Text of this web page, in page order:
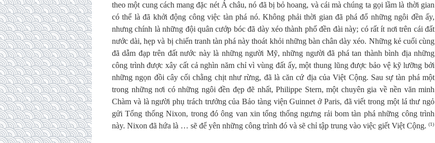
theo một cung cách mang đặc nét Á châu, nó đã bị bỏ hoang, và cái mà chúng ta gọi lầm là thời gian
có thể là đã khởi động công việc tàn phá nó. Không phải thời gian đã phá đổ những ngôi đền ấy,
nhưng chính là những đội quân cướp bóc đã dày xéo thành phố đền đài này; có rất ít nơi trên cái đất
nước dài, hẹp và bị chiến tranh tàn phá này thoát khỏi những bàn chân dày xéo. Những kẻ cuối cùng
đã dẫm đạp trên đất nước này là những người Mỹ, những người đã phá tan thành bình địa những
công trình được xây cất cả nghìn năm chỉ vì vùng đất ấy, một thung lũng được bảo vệ kỹ lưỡng bởi
những ngọn đồi cây cối chằng chịt như rừng, đã là căn cứ địa của Việt Cộng. Sau sự tàn phá một
trong những nơi có những ngôi đền đẹp đẽ nhất, Philippe Stern, một chuyên gia về nền văn minh
Chàm và là người phụ trách trưởng của Bảo tàng viện Guinnet ở Paris, đã viết trong một lá thư ngỏ
gửi Tổng thống Nixon, trong đó ông van xin tổng thống ngưng rải bom tàn phá những công trình
này. Nixon đã hứa là … sẽ để yên những công trình đó và sẽ chỉ tập trung vào việc giết Việt Cộng. (1)